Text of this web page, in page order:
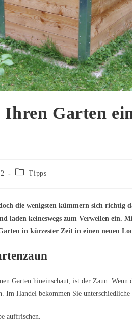
Ihren Garten
Beitrags-
Tipps
die wenigsten kümmern sich richtig
laden keineswegs zum Verweilen ein.
in kürzester Zeit in einen neuen
Garten hineinschaut, ist der Zaun. Wenn
Im Handel bekommen Sie
auffrischen.